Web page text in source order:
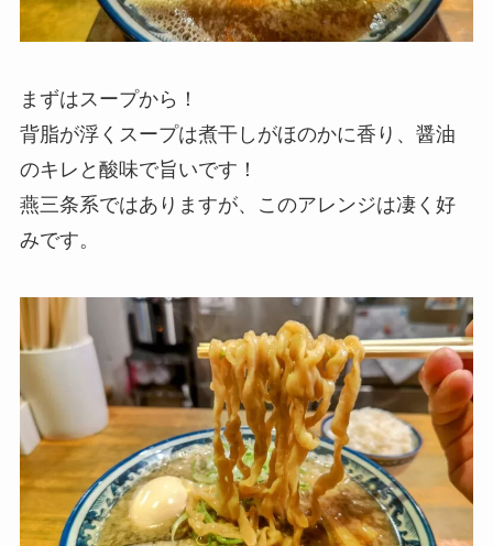
まずはスープから！
背脂が浮くスープは煮干しがほのかに香り、醤油
のキレと酸味で旨いです！
燕三条系ではありますが、このアレンジは凄く好
みです。